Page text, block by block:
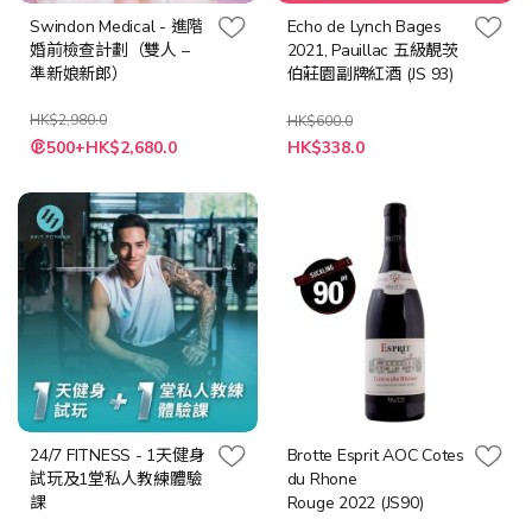
Swindon Medical - 進階
婚前檢查計劃（雙人 –
準新娘新郎）
HK$2,980.0
特
殊
格
500+HK$2,680.0
Echo de Lynch Bages
2021, Pauillac 五級靚茨
伯莊園副牌紅酒 (JS 93)
HK$600.0
特
殊
HK$338.0
24/7 FITNESS - 1天健身
試玩及1堂私人教練體驗
課
Brotte Esprit AOC Cotes
du Rhone
Rouge 2022 (JS90)